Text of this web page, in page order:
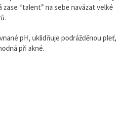
“talent” na sebe navázat velké
pH, uklidňuje podrážděnou pleť,
při akné.